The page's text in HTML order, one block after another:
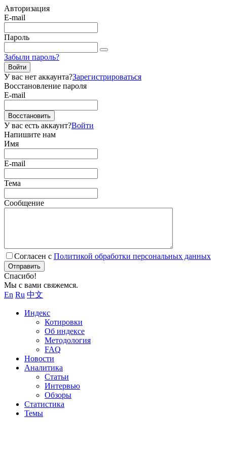
Авторизация
E-mail
Пароль
Забыли пароль?
Войти
У вас нет аккаунта?Зарегистрироваться
Восстановление пароля
E-mail
Восстановить
У вас есть аккаунт?Войти
Напишите нам
Имя
E-mail
Тема
Сообщение
Согласен с Политикой обработки персональных данных
Отправить
Спасибо!
Мы с вами свяжемся.
En Ru 中文
Индекс
Котировки
Об индексе
Методология
FAQ
Новости
Аналитика
Статьи
Интервью
Обзоры
Статистика
Темы